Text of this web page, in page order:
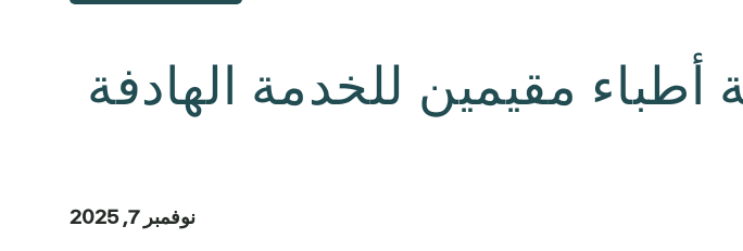
أطباء مقيمين للخدمة الهادفة
نوفمبر 7, 2025